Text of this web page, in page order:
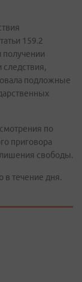
159.2
подложные
по
приговора
свободы.
в течение дня.